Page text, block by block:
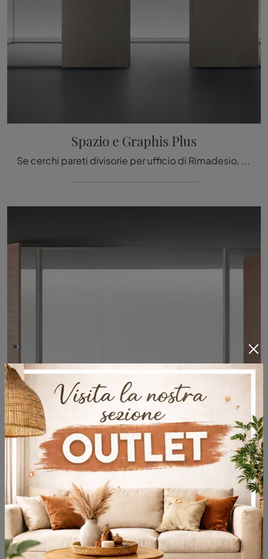
Spazio e Graphis Plus
Se cerchi pareti divisorie per ufficio di Rimadesio, clicca e ottieni informazioni sul modello Spazio e Graphis Plus in vetro per gli ambienti di ...
Spazio e Moon
Se sei alla ricerca di pareti divisorie per ufficio di Rimadesio, clicca e ottieni informazioni sul modello Spazio e Moon in vetro per gli ambienti ...